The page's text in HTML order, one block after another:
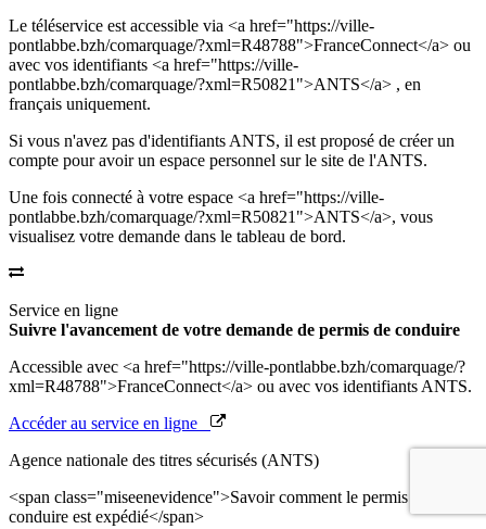
Le téléservice est accessible via <a href="https://ville-
pontlabbe.bzh/comarquage/?xml=R48788">FranceConnect</a> ou
avec vos identifiants <a href="https://ville-
pontlabbe.bzh/comarquage/?xml=R50821">ANTS</a> , en
français uniquement.
Si vous n'avez pas d'identifiants ANTS, il est proposé de créer un
compte pour avoir un espace personnel sur le site de l'ANTS.
Une fois connecté à votre espace <a href="https://ville-
pontlabbe.bzh/comarquage/?xml=R50821">ANTS</a>, vous
visualisez votre demande dans le tableau de bord.
Service en ligne
Suivre l'avancement de votre demande de permis de conduire
Accessible avec <a href="https://ville-pontlabbe.bzh/comarquage/?
xml=R48788">FranceConnect</a> ou avec vos identifiants ANTS.
Accéder au service en ligne
Agence nationale des titres sécurisés (ANTS)
<span class="miseenevidence">Savoir comment le permis de
conduire est expédié</span>